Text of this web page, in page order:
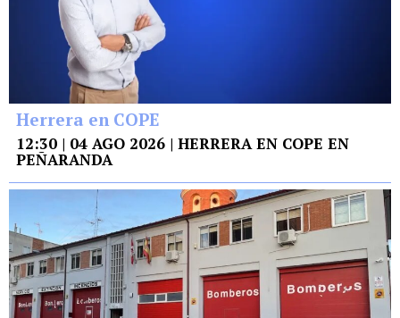
Herrera en COPE
12:30 | 04 AGO 2026 | HERRERA EN COPE EN
PEÑARANDA